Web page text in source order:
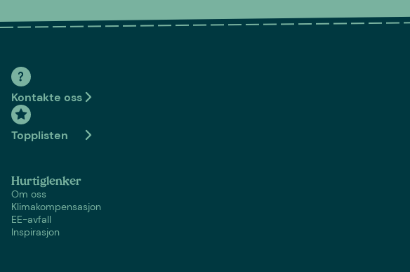
Kontakte oss
Topplisten
Hurtiglenker
Om oss
Klimakompensasjon
EE-avfall
Inspirasjon